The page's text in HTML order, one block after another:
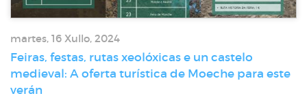
martes, 16 Xullo, 2024
Feiras, festas, rutas xeolóxicas e un castelo
medieval: A oferta turística de Moeche para este
verán